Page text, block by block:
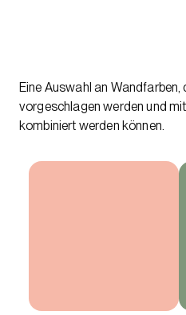
Eine Auswahl an Wandfarben,
vorgeschlagen werden und
kombiniert werden können.